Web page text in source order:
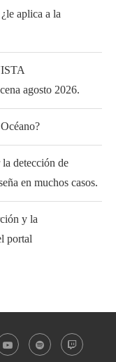
aplica a la
agosto 2026.
la detección de
en muchos casos.
y la
portal